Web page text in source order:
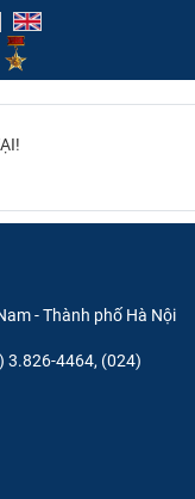
- Thành phố Hà Nội
3.826-4464, (024)